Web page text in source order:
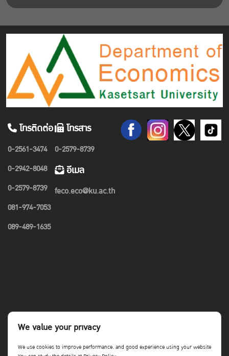
โทรติดต่อ
0-2561-3474
0-2942-8048
0-2579-8739
081-974-7053
089-489-1635
โทรสาร
0-2579-8739
อีเมล
feco.eco@ku.ac.th
We value your privacy
We use cookies to improve performance. and good experience using your website